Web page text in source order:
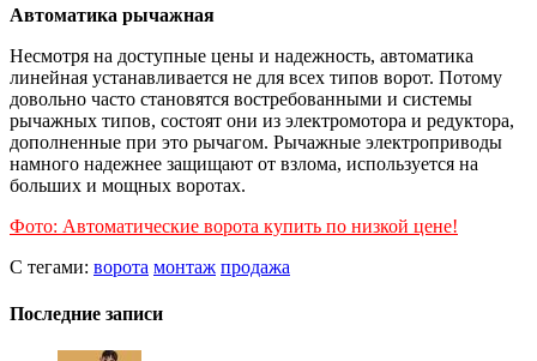
Автоматика рычажная
Несмотря на доступные цены и надежность, автоматика
линейная устанавливается не для всех типов ворот. Потому
довольно часто становятся востребованными и системы
рычажных типов, состоят они из электромотора и редуктора,
дополненные при это рычагом. Рычажные электроприводы
намного надежнее защищают от взлома, используется на
больших и мощных воротах.
Фото: Автоматические ворота купить по низкой цене!
С тегами: ворота монтаж продажа
Последние записи